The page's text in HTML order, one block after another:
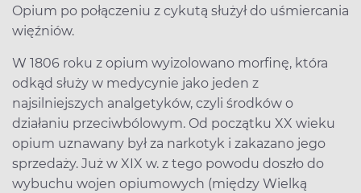
Opium po połączeniu z cykutą służył do uśmiercania
więźniów.
W 1806 roku z opium wyizolowano morfinę, która
odkąd służy w medycynie jako jeden z
najsilniejszych analgetyków, czyli środków o
działaniu przeciwbólowym. Od początku XX wieku
opium uznawany był za narkotyk i zakazano jego
sprzedaży. Już w XIX w. z tego powodu doszło do
wybuchu wojen opiumowych (między Wielką